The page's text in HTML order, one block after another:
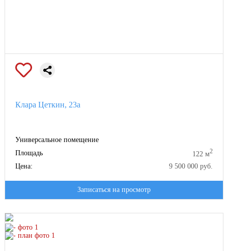
Клара Цеткин, 23а
Универсальное помещение
Площадь
122 м2
Цена: 9 500 000 руб.
Записаться на просмотр